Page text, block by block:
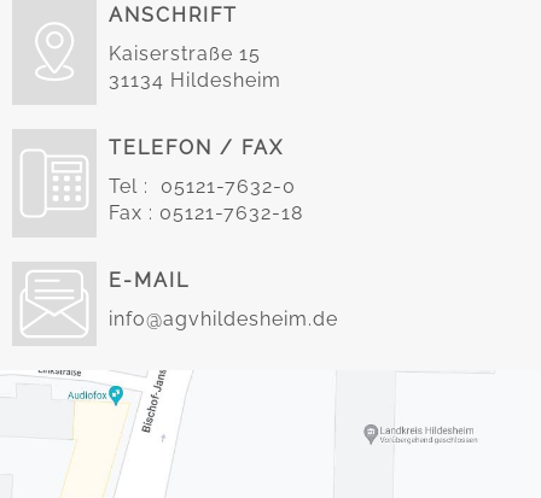
ANSCHRIFT
Kaiserstraße 15
31134 Hildesheim
TELEFON / FAX
Tel : 05121-7632-0
Fax : 05121-7632-18
E-MAIL
info@agvhildesheim.de